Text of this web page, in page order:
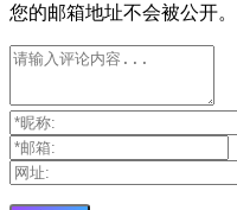
您的邮箱地址不会被公开。